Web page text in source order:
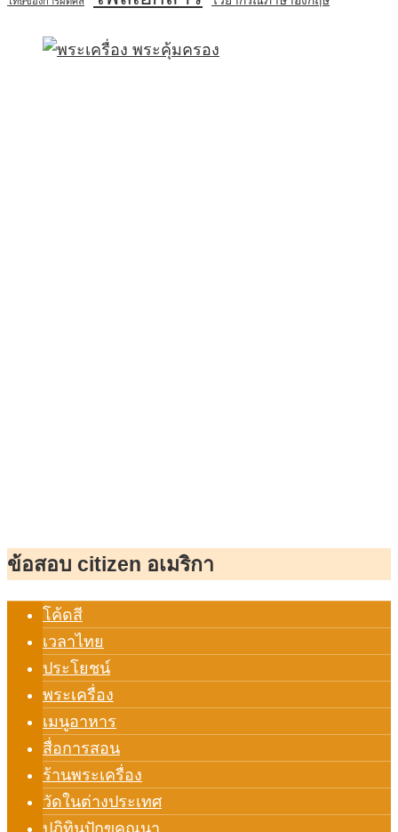
ข้อสอบ citizen อเมริกา
โค้ดสี
เวลาไทย
ประโยชน์
พระเครื่อง
เมนูอาหาร
สื่อการสอน
ร้านพระเครื่อง
วัดในต่างประเทศ